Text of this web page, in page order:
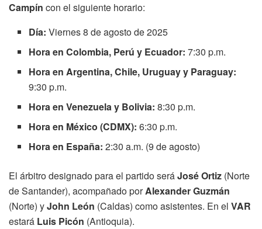
Campín con el siguiente horario:
Día: Viernes 8 de agosto de 2025
Hora en Colombia, Perú y Ecuador: 7:30 p.m.
Hora en Argentina, Chile, Uruguay y Paraguay:
9:30 p.m.
Hora en Venezuela y Bolivia: 8:30 p.m.
Hora en México (CDMX): 6:30 p.m.
Hora en España: 2:30 a.m. (9 de agosto)
El árbitro designado para el partido seráJosé Ortiz (Norte
de Santander), acompañado porAlexander Guzmán
(Norte) yJohn León (Caldas) como asistentes. En el VAR
estará Luis Picón (Antioquia).